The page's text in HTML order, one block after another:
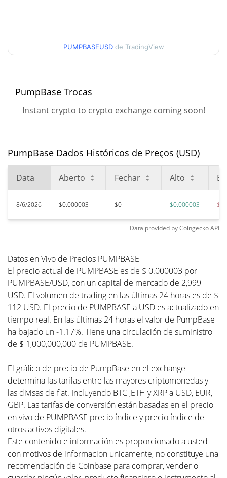
$0.000003040181
Máxima de todos os
$0.00127557
Baixa de todos os tempos
Jun 28, 2026 (1 meses atrás)
20.98%
PUMPBASEUSD de TradingView
PumpBase Trocas
Instant crypto to crypto exchange coming soon!
PumpBase Dados Históricos de Preços (USD)
Data Aberto Fechar Alto
8/6/2026 $0.000003 $0 $0.000003
Data provided byCoingeckoAPI
Datos en Vivo de Precios PUMPBASE
El precio actual de PUMPBASE es de $ 0.000003 por
PUMPBASE/USD, con un capital de mercado de 2,999
USD. El volumen de trading en las últimas 24 horas es de $
112 USD. El precio de PUMPBASE a USD es actualizado en
tiempo real. En las últimas 24 horas el valor de PumpBase
ha bajado un -1.17%. Tiene una circulación de suministro
de $ 1,000,000,000 de PUMPBASE.
El gráfico de precio de PumpBase en el exchange
determina las tarifas entre las mayores criptomonedas y
las divisas de fiat. Incluyendo BTC ,ETH y XRP a USD, EUR,
GBP. Las tarifas de conversión están basadas en el precio
en vivo de PUMPBASE precio índice y precio índice de
otros activos digitales.
Este contenido e información es proporcionado a usted
con motivos de informacion unicamente, no constituye una
recomendación de Coinbase para comprar, vender o